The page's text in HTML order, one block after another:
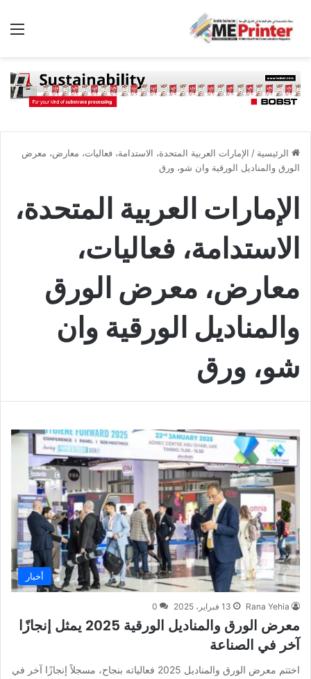
الرئيسية / الإمارات العربية المتحدة، الاستدامة، فعاليات، معارض، معرض
الورق والمناديل الورقية وان شو، ورق
الإمارات العربية المتحدة،
الاستدامة، فعاليات،
معارض، معرض الورق
والمناديل الورقية وان
شو، ورق
أخبار
Rana Yehia 13 فبراير، 2025 0
معرض الورق والمناديل الورقية 2025 يمثل إنجازًا
آخر في الصناعة
اختتم معرض الورق والمناديل 2025 فعالياته بنجاح، مسجلاً إنجازًا آخر في